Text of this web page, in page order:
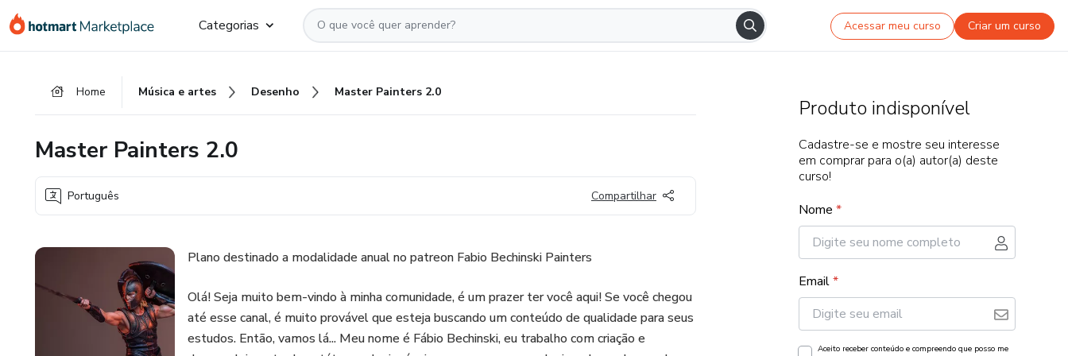
para
para
para
Categorias Acessar meu curso Criar um curso
Home Música e artes Desenho Master Painters 2.0
Master Painters 2.0
Português Compartilhar
Plano destinado a modalidade anual no patreon Fabio Bechinski Painters
Olá! Seja muito bem-vindo à minha comunidade, é um prazer ter você aqui! Se você chegou
até esse canal, é muito provável que esteja buscando um conteúdo de qualidade para seus
estudos. Então, vamos lá... Meu nome é Fábio Bechinski, eu trabalho com criação e
Produto indisponível
Cadastre-se e mostre seu interesse
em comprar para o(a) autor(a) deste
curso!
Nome *
Email*
Aceito receber conteúdo e compreendo que posso me